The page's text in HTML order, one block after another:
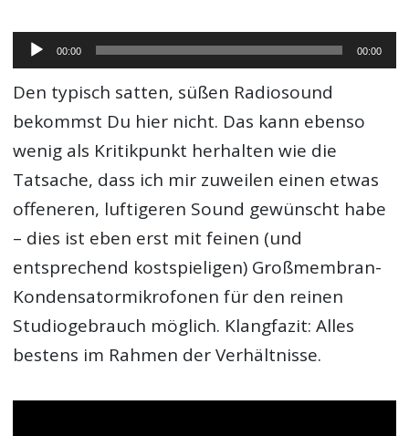
Audio-
Player
00:00 00:00
Den typisch satten, süßen Radiosound
bekommst Du hier nicht. Das kann ebenso
wenig als Kritikpunkt herhalten wie die
Tatsache, dass ich mir zuweilen einen etwas
offeneren, luftigeren Sound gewünscht habe
– dies ist eben erst mit feinen (und
entsprechend kostspieligen) Großmembran-
Kondensatormikrofonen für den reinen
Studiogebrauch möglich. Klangfazit: Alles
bestens im Rahmen der Verhältnisse.